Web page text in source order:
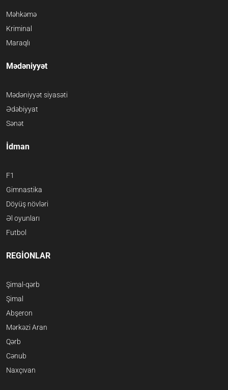
Məhkəmə
Kriminal
Maraqlı
Mədəniyyət
Mədəniyyət siyasəti
Ədəbiyyat
Sənət
İdman
F1
Gimnastika
Döyüş növləri
Əl oyunları
Futbol
REGİONLAR
Şimal-qərb
Şimal
Abşeron
Mərkəzi Aran
Qərb
Cənub
Naxçıvan